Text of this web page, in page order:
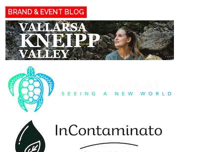
BRAND & EVENT BLOG